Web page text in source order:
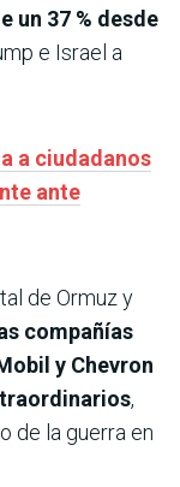
un 37 % desde
e Israel a
a ciudadanos
ante
de Ormuz y
compañías
y Chevron
,
de la guerra en